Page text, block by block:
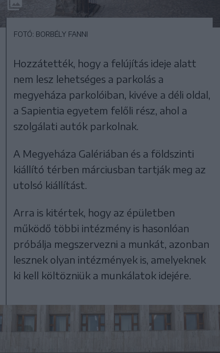
FOTÓ: BORBÉLY FANNI
Hozzátették, hogy a felújítás ideje alatt
nem lesz lehetséges a parkolás a
megyeháza parkolóiban, kivéve a déli oldal,
a Sapientia egyetem felőli rész, ahol a
szolgálati autók parkolnak.
A Megyeháza Galériában és a földszinti
kiállító térben márciusban tartják meg az
utolsó kiállítást.
Arra is kitértek, hogy az épületben
működő többi intézmény is hasonlóan
próbálja megszervezni a munkát, azonban
lesznek olyan intézmények is, amelyeknek
ki kell költözniük a munkálatok idejére.